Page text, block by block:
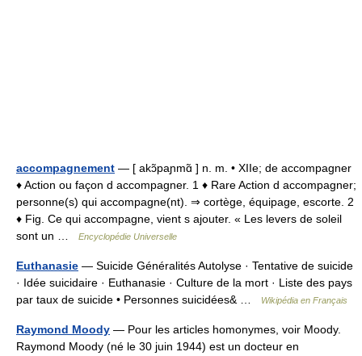
accompagnement — [ akɔ̃paɲmɑ̃ ] n. m. • XIIe; de accompagner
♦ Action ou façon d accompagner. 1 ♦ Rare Action d accompagner;
personne(s) qui accompagne(nt). ⇒ cortège, équipage, escorte. 2
♦ Fig. Ce qui accompagne, vient s ajouter. « Les levers de soleil
sont un …
Encyclopédie Universelle
Euthanasie — Suicide Généralités Autolyse · Tentative de suicide
· Idée suicidaire · Euthanasie · Culture de la mort · Liste des pays
par taux de suicide • Personnes suicidées& …
Wikipédia en Français
Raymond Moody — Pour les articles homonymes, voir Moody.
Raymond Moody (né le 30 juin 1944) est un docteur en